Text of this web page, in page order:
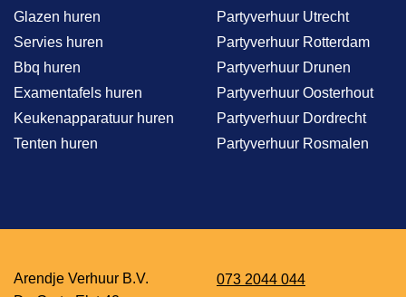
Glazen huren
Servies huren
Bbq huren
Examentafels huren
Keukenapparatuur huren
Tenten huren
Partyverhuur Utrecht
Partyverhuur Rotterdam
Partyverhuur Drunen
Partyverhuur Oosterhout
Partyverhuur Dordrecht
Partyverhuur Rosmalen
Arendje Verhuur B.V.
073 2044 044